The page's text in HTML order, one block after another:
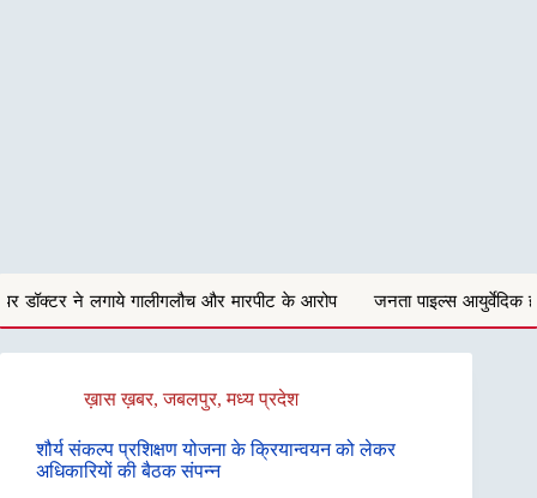
और मारपीट के आरोप जनता पाइल्स आयुर्वेदिक हॉस्पिटल को नोटिस,डॉ
ख़ास ख़बर,जबलपुर,मध्य प्रदेश
शौर्य संकल्प प्रशिक्षण योजना के क्रियान्वयन को लेकर
अधिकारियों की बैठक संपन्न